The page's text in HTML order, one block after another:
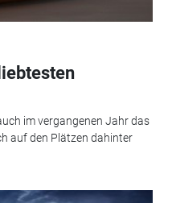
im vergangenen Jahr das
auf den Plätzen dahinter